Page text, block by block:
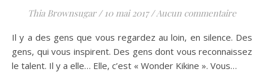
Thia Brownsugar / 10 mai 2017 /Aucun commentaire
Il y a des gens que vous regardez au loin, en silence. Des
gens, qui vous inspirent. Des gens dont vous reconnaissez
le talent. Il y a elle… Elle, c’est « Wonder Kikine ». Vous…